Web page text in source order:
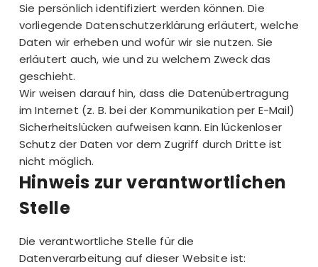
Sie persönlich identifiziert werden können. Die
vorliegende Datenschutzerklärung erläutert, welche
Daten wir erheben und wofür wir sie nutzen. Sie
erläutert auch, wie und zu welchem Zweck das
geschieht.
Wir weisen darauf hin, dass die Datenübertragung
im Internet (z. B. bei der Kommunikation per E-Mail)
Sicherheitslücken aufweisen kann. Ein lückenloser
Schutz der Daten vor dem Zugriff durch Dritte ist
nicht möglich.
Hinweis zur verantwortlichen
Stelle
Die verantwortliche Stelle für die
Datenverarbeitung auf dieser Website ist: